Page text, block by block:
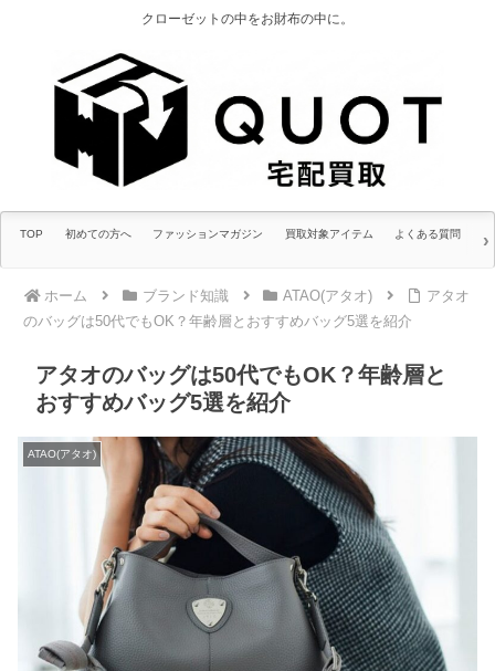
クローゼットの中をお財布の中に。
TOP 初めての方へ ファッションマガジン 買取対象アイテム よくある質問
ホーム ブランド知識 ATAO(アタオ)
アタオ
のバッグは50代でもOK？年齢層とおすすめバッグ5選を紹介
アタオのバッグは50代でもOK？年齢層と
おすすめバッグ5選を紹介
ATAO(アタオ)